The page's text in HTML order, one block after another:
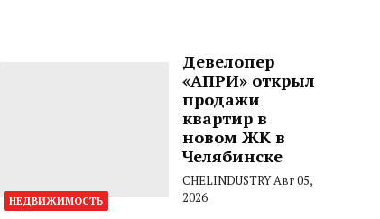
НЕДВИЖИМОСТЬ
Девелопер
«АПРИ» открыл
продажи
квартир в
новом ЖК в
Челябинске
CHELINDUSTRYАвг 05,
2026